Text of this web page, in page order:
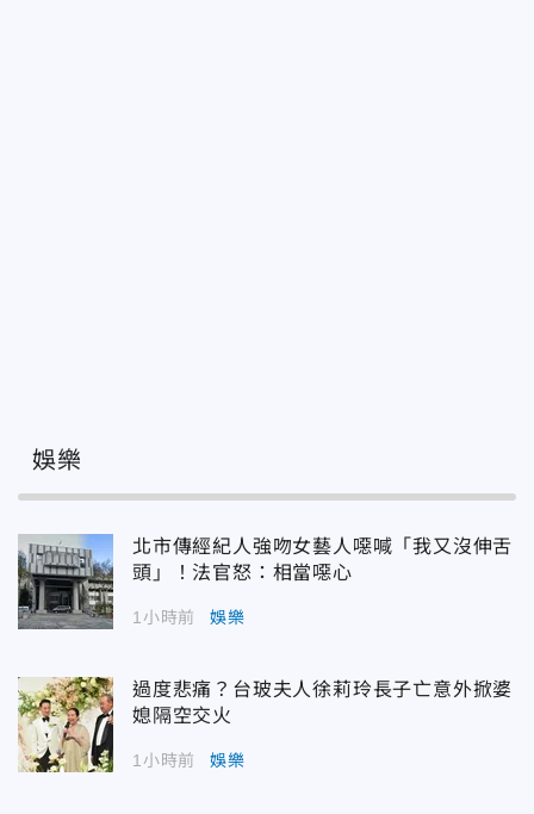
娛樂
北市傳經紀人強吻女藝人噁喊「我又沒伸舌
頭」！法官怒：相當噁心
1小時前 娛樂
過度悲痛？台玻夫人徐莉玲長子亡意外掀婆
媳隔空交火
1小時前 娛樂